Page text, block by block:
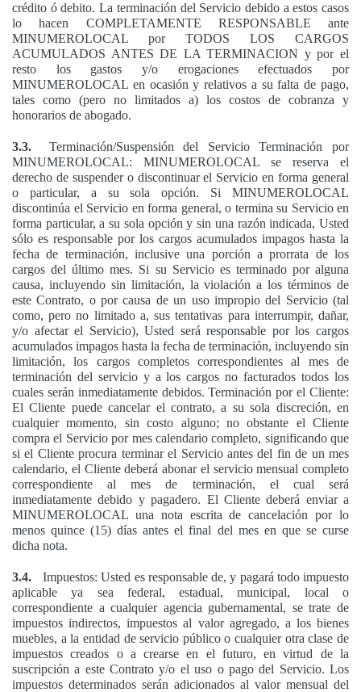
crédito ó debito. La terminación del Servicio debido a estos casos
lo hacen COMPLETAMENTE RESPONSABLE ante
MINUMEROLOCAL por TODOS LOS CARGOS
ACUMULADOS ANTES DE LA TERMINACION y por el
resto los gastos y/o erogaciones efectuados por
MINUMEROLOCAL en ocasión y relativos a su falta de pago,
tales como (pero no limitados a) los costos de cobranza y
honorarios de abogado.
3.3.
Terminación/Suspensión del Servicio Terminación por
MINUMEROLOCAL: MINUMEROLOCAL se reserva el
derecho de suspender o discontinuar el Servicio en forma general
o particular, a su sola opción. Si MINUMEROLOCAL
discontinúa el Servicio en forma general, o termina su Servicio en
forma particular, a su sola opción y sin una razón indicada, Usted
sólo es responsable por los cargos acumulados impagos hasta la
fecha de terminación, inclusive una porción a prorrata de los
cargos del último mes. Si su Servicio es terminado por alguna
causa, incluyendo sin limitación, la violación a los términos de
este Contrato, o por causa de un uso impropio del Servicio (tal
como, pero no limitado a, sus tentativas para interrumpir, dañar,
y/o afectar el Servicio), Usted será responsable por los cargos
acumulados impagos hasta la fecha de terminación, incluyendo sin
limitación, los cargos completos correspondientes al mes de
terminación del servicio y a los cargos no facturados todos los
cuales serán inmediatamente debidos. Terminación por el Cliente:
El Cliente puede cancelar el contrato, a su sola discreción, en
cualquier momento, sin costo alguno; no obstante el Cliente
compra el Servicio por mes calendario completo, significando que
si el Cliente procura terminar el Servicio antes del fin de un mes
calendario, el Cliente deberá abonar el servicio mensual completo
correspondiente al mes de terminación, el cual será
inmediatamente debido y pagadero. El Cliente deberá enviar a
MINUMEROLOCAL una nota escrita de cancelación por lo
menos quince (15) días antes el final del mes en que se curse
dicha nota.
3.4.
Impuestos: Usted es responsable de, y pagará todo impuesto
aplicable ya sea federal, estadual, municipal, local o
correspondiente a cualquier agencia gubernamental, se trate de
impuestos indirectos, impuestos al valor agregado, a los bienes
muebles, a la entidad de servicio público o cualquier otra clase de
impuestos creados o a crearse en el futuro, en virtud de la
suscripción a este Contrato y/o el uso o pago del Servicio. Los
impuestos determinados serán adicionados al valor mensual del